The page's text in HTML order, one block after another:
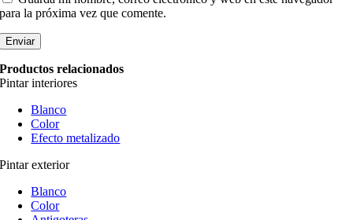
para la próxima vez que comente.
Productos relacionados
Pintar interiores
Blanco
Color
Efecto metalizado
Pintar exterior
Blanco
Color